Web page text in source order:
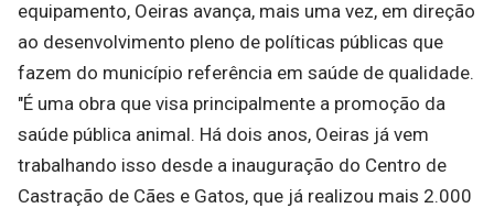
equipamento, Oeiras avança, mais uma vez, em direção
ao desenvolvimento pleno de políticas públicas que
fazem do município referência em saúde de qualidade.
"É uma obra que visa principalmente a promoção da
saúde pública animal. Há dois anos, Oeiras já vem
trabalhando isso desde a inauguração do Centro de
Castração de Cães e Gatos, que já realizou mais 2.000